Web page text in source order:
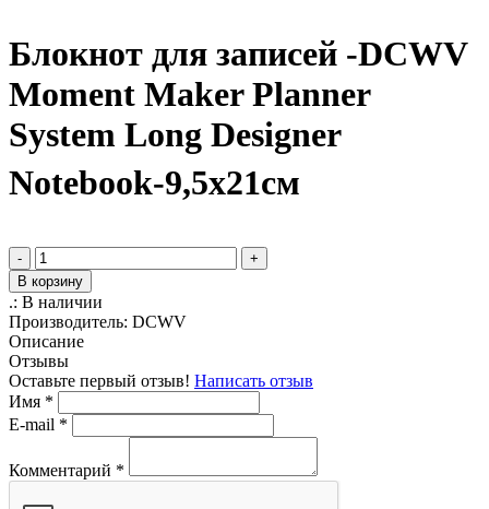
Блокнот для записей -DCWV
Moment Maker Planner
System Long Designer
Notebook-9,5х21см
-
+
В корзину
.: В наличии
Производитель: DCWV
Описание
Отзывы
Оставьте первый отзыв! Написать отзыв
Имя *
E-mail *
Комментарий *